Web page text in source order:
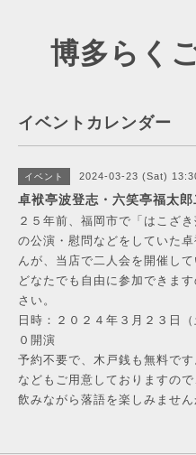
博多らく
イベントカレンダー
イベント 2024-03-23 (Sat)
卓袱亭波登志・六笑亭福太郎
２５年前、福岡市で「はこざ
の公演・慰問などをしていた
んが、当店で二人会を開催し
どなたでも自由に参加できま
さい。
日時：２０２４年３月２３日
０開演
予約不要で、木戸銭も無料で
などもご用意しておりますの
飲みながら落語を楽しみません